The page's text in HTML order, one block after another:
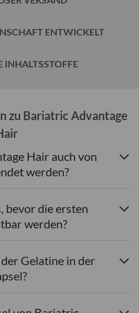
ENTWICKELT
INHALTSSTOFFE
zu Bariatric Advantage
Hair auch von
werden?
bevor die ersten
werden?
Gelatine in der